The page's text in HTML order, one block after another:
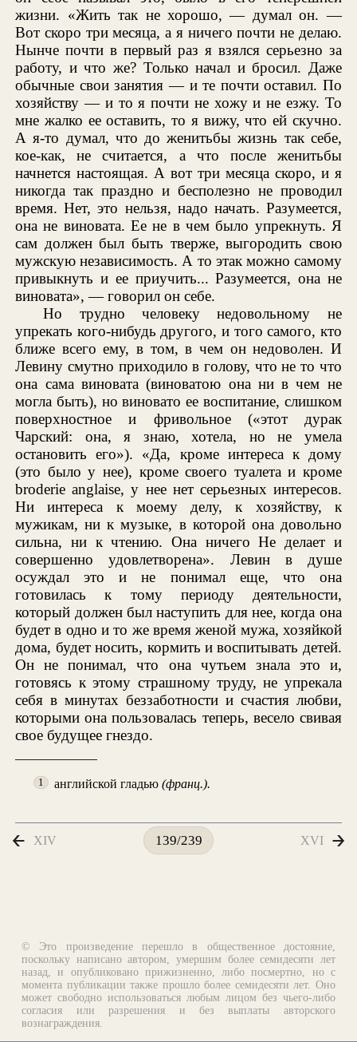
жизни. «Жить так не хорошо, — думал он. —
Вот скоро три месяца, а я ничего почти не делаю.
Нынче почти в первый раз я взялся серьезно за
работу, и что же? Только начал и бросил. Даже
обычные свои занятия — и те почти оставил. По
хозяйству — и то я почти не хожу и не езжу. То
мне жалко ее оставить, то я вижу, что ей скучно.
А я-то думал, что до женитьбы жизнь так себе,
кое-как, не считается, а что после женитьбы
начнется настоящая. А вот три месяца скоро, и я
никогда так праздно и бесполезно не проводил
время. Нет, это нельзя, надо начать. Разумеется,
она не виновата. Ее не в чем было упрекнуть. Я
сам должен был быть тверже, выгородить свою
мужскую независимость. А то этак можно самому
привыкнуть и ее приучить... Разумеется, она не
виновата», — говорил он себе.
Но трудно человеку недовольному не
упрекать кого-нибудь другого, и того самого, кто
ближе всего ему, в том, в чем он недоволен. И
Левину смутно приходило в голову, что не то что
она сама виновата (виноватою она ни в чем не
могла быть), но виновато ее воспитание, слишком
поверхностное и фривольное («этот дурак
Чарский: она, я знаю, хотела, но не умела
остановить его»). «Да, кроме интереса к дому
(это было у нее), кроме своего туалета и кроме
broderie anglaise, у нее нет серьезных интересов.
Ни интереса к моему делу, к хозяйству, к
мужикам, ни к музыке, в которой она довольно
сильна, ни к чтению. Она ничего Не делает и
совершенно удовлетворена». Левин в душе
осуждал это и не понимал еще, что она
готовилась к тому периоду деятельности,
который должен был наступить для нее, когда она
будет в одно и то же время женой мужа, хозяйкой
дома, будет носить, кормить и воспитывать детей.
Он не понимал, что она чутьем знала это и,
готовясь к этому страшному труду, не упрекала
себя в минутах беззаботности и счастия любви,
которыми она пользовалась теперь, весело свивая
свое будущее гнездо.
1 английской гладью(франц.).
XIV 139/239 XVI
© Это произведение перешло в общественное достояние,
поскольку написано автором, умершим более семидесяти лет
назад, и опубликовано прижизненно, либо посмертно, но с
момента публикации также прошло более семидесяти лет. Оно
может свободно использоваться любым лицом без чьего-либо
согласия или разрешения и без выплаты авторского
вознаграждения.